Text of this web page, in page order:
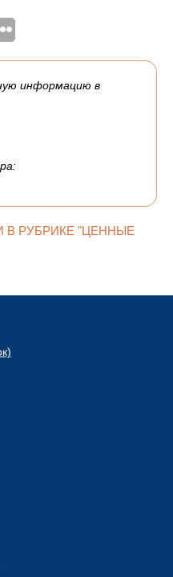
информацию в
В РУБРИКЕ "ЦЕННЫЕ